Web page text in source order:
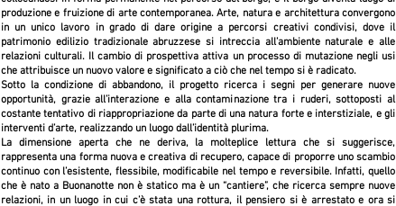
produzione e fruizione di arte contemporanea. Arte, natura e architettura convergono
in un unico lavoro in grado di dare origine a percorsi creativi condivisi, dove il
patrimonio edilizio tradizionale abruzzese si intreccia all’ambiente naturale e alle
relazioni culturali. Il cambio di prospettiva attiva un processo di mutazione negli usi
che attribuisce un nuovo valore e significato a ciò che nel tempo si è radicato.
Sotto la condizione di abbandono, il progetto ricerca i segni per generare nuove
opportunità, grazie all’interazione e alla contaminazione tra i ruderi, sottoposti al
costante tentativo di riappropriazione da parte di una natura forte e interstiziale, e gli
interventi d’arte, realizzando un luogo dall’identità plurima.
La dimensione aperta che ne deriva, la molteplice lettura che si suggerisce,
rappresenta una forma nuova e creativa di recupero, capace di proporre uno scambio
continuo con l’esistente, flessibile, modificabile nel tempo e reversibile. Infatti, quello
che è nato a Buonanotte non è statico ma è un “cantiere”, che ricerca sempre nuove
relazioni, in un luogo in cui c’è stata una rottura, il pensiero si è arrestato e ora si